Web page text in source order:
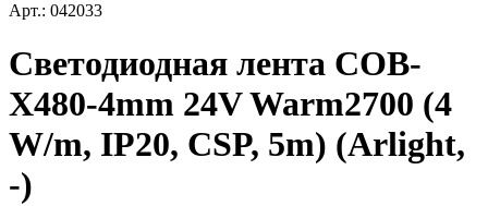
Арт.: 042033
Светодиодная лента COB-
X480-4mm 24V Warm2700 (4
W/m, IP20, CSP, 5m) (Arlight,
-)